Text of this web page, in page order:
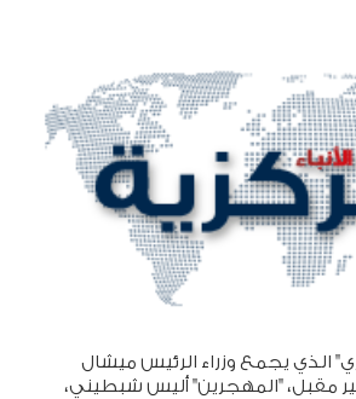
الذي يجمع وزراء الرئيس ميشال
مقبل، "المهجرين" أليس شبطيني،